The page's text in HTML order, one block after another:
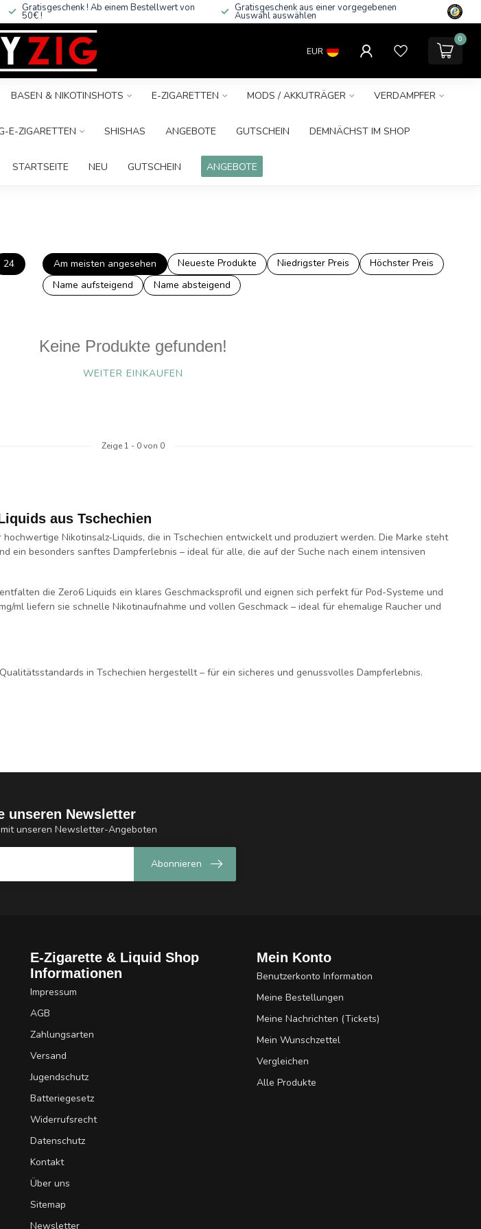
Gratisgeschenk ! Ab einem Bestellwert von
50€ !
Gratisgeschenk aus einer vorgegebenen
Auswahl auswählen
EUR
0
BASEN & NIKOTINSHOTS E-ZIGARETTEN MODS / AKKUTRÄGER VERDAMPFER
E-ZIGARETTEN SHISHAS ANGEBOTE GUTSCHEIN DEMNÄCHST IM SHOP
STARTSEITE NEU GUTSCHEIN ANGEBOTE
24
Am meisten angesehen Neueste Produkte Niedrigster Preis
Höchster Preis
Name aufsteigend
Name absteigend
Keine Produkte gefunden!
WEITER EINKAUFEN
Zeige 1 - 0von 0
aus Tschechien
hochwertige Nikotinsalz-Liquids, die in Tschechien entwickelt und produziert werden. Die Marke steht
ein besonders sanftes Dampferlebnis – ideal für alle, die auf der Suche nach einem intensiven
entfalten die Zero6 Liquids ein klares Geschmacksprofil und eignen sich perfekt für Pod-Systeme und
ml liefern sie schnelle Nikotinaufnahme und vollen Geschmack – ideal für ehemalige Raucher und
in Tschechien hergestellt – für ein sicheres und genussvolles Dampferlebnis.
unseren Newsletter
unseren Newsletter-Angeboten
Abonnieren
E-Zigarette & Liquid Shop
Informationen
Impressum
AGB
Zahlungsarten
Versand
Jugendschutz
Batteriegesetz
Widerrufsrecht
Datenschutz
Kontakt
Über uns
Sitemap
Newsletter
Mein Konto
Benutzerkonto Information
Meine Bestellungen
Meine Nachrichten (Tickets)
Mein Wunschzettel
Vergleichen
Alle Produkte